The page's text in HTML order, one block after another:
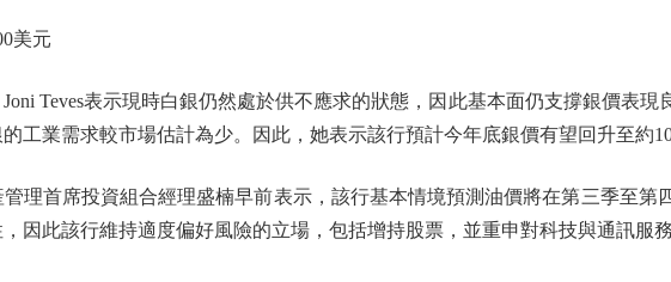
美元
Teves表示現時白銀仍然處於供不應求的狀態，因此基本面仍支撐銀價表現
工業需求較市場估計為少。因此，她表示該行預計今年底銀價有望回升至約
首席投資組合經理盛楠早前表示，該行基本情境預測油價將在第三季至第
因此該行維持適度偏好風險的立場，包括增持股票，並重申對科技與通訊服務